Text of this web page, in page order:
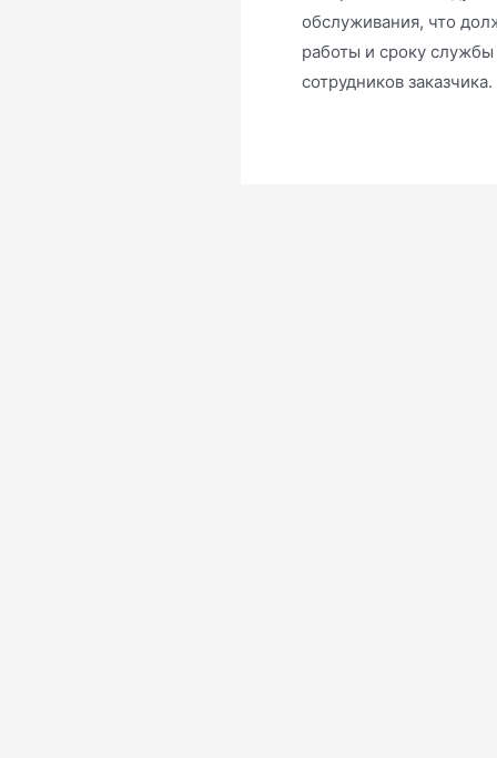
обслуживания, что
работы и сроку
сотрудников заказчика.